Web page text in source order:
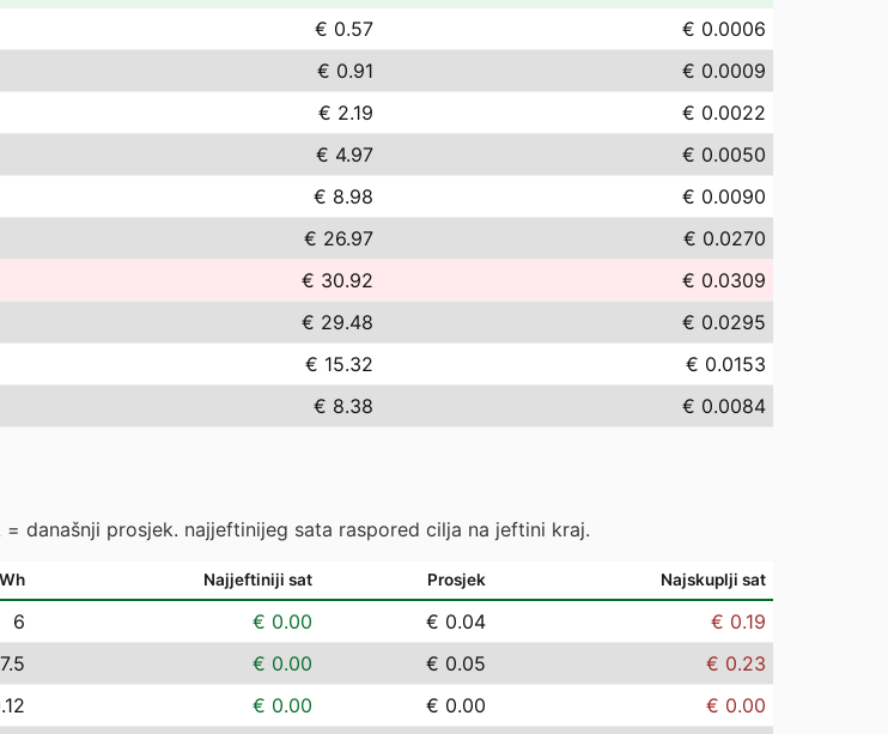
€ 0.57
€ 0.0006
€ 0.91
€ 0.0009
€ 2.19
€ 0.0022
€ 4.97
€ 0.0050
€ 8.98
€ 0.0090
€ 26.97
€ 0.0270
€ 30.92
€ 0.0309
€ 29.48
€ 0.0295
€ 15.32
€ 0.0153
€ 8.38 € 0.0084
današnji prosjek. najjeftinijeg sata raspored cilja na jeftini kraj.
Najjeftiniji sat Prosjek Najskuplji sat
6 € 0.00 € 0.04
€ 0.19
7.5 € 0.00 € 0.05
€ 0.23
€ 0.00 € 0.00
€ 0.00